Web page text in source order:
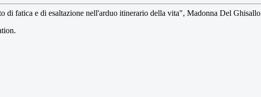
di fatica e di esaltazione nell'arduo itinerario della vita", Madonna Del Ghisallo